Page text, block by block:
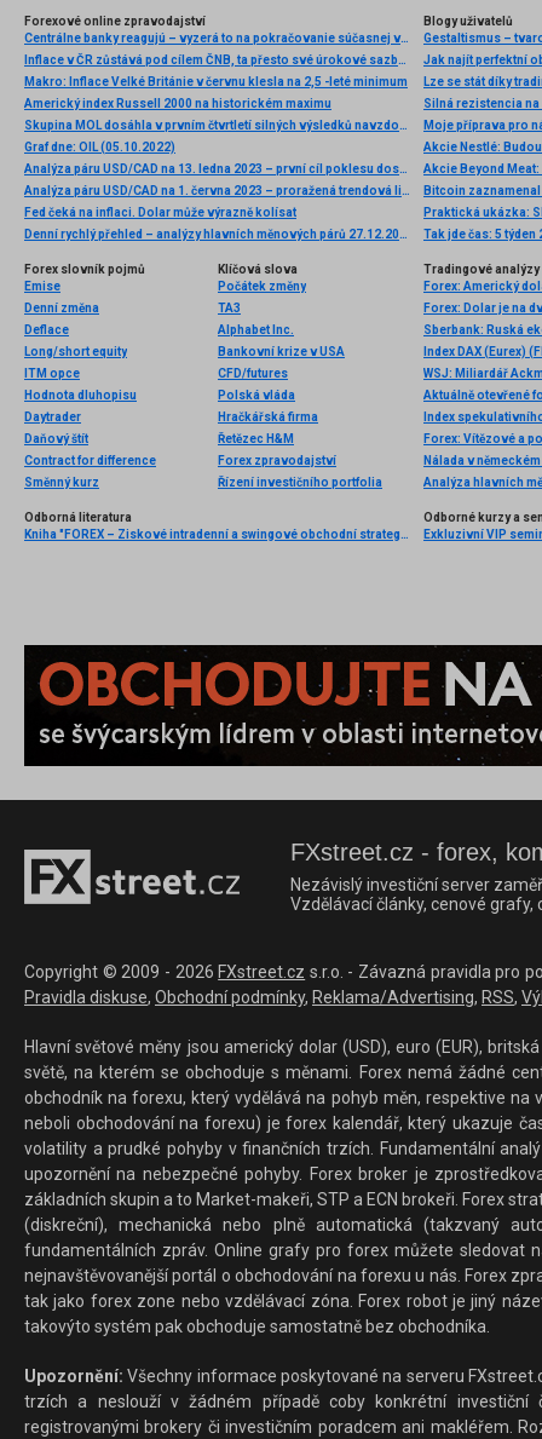
Forexové online zpravodajství
Centrálne banky reagujú – vyzerá to na pokračovanie súčasnej vlny globálneho uvoľňovania
Inflace v ČR zůstává pod cílem ČNB, ta přesto své úrokové sazby snižovat nebude. Obává se inflačních tlaků ve službách a obecněji v jádrových položkách
Makro: Inflace Velké Británie v červnu klesla na 2,5 -leté minimum
Americký index Russell 2000 na historickém maximu
Skupina MOL dosáhla v prvním čtvrtletí silných výsledků navzdory náročnému geopolitickému prostředí a krizím v dodávkách energií
Graf dne: OIL (05.10.2022)
Analýza páru USD/CAD na 13. ledna 2023 – první cíl poklesu dosažen
Analýza páru USD/CAD na 1. června 2023 – proražená trendová linie a potenciál dalšího poklesu
Fed čeká na inflaci. Dolar může výrazně kolísat
Denní rychlý přehled – analýzy hlavních měnových párů 27.12.2013
Blogy uživatelů
Gestaltismus –
Jak najít perfektní
Lze se stát díky
Moje příprava pro
Akcie Nestlé:
Akcie Beyond
Bitcoin
Praktická ukázka:
Tak jde čas: 5 týden
Forex slovník pojmů
Emise
Denní změna
Deflace
Long/short equity
ITM opce
Hodnota dluhopisu
Daytrader
Daňový štít
Contract for difference
Směnný kurz
Klíčová slova
Počátek změny
TA3
Alphabet Inc.
Bankovní krize v USA
CFD/futures
Polská vláda
Hračkářská firma
Řetězec H&M
Forex zpravodajství
Řízení investičního portfolia
Tradingové analýzy
Sberbank: Ruská
Index DAX (Eurex)
Aktuálně otevřené
Index
Forex: Vítězové a
Nálada v
Analýza hlavních
Odborná literatura
Kniha "FOREX – Ziskové intradenní a swingové obchodní strategie" od Kathy Lien vychází v češtině!
Odborné kurzy a
Exkluzivní VIP
FXstreet.cz - forex,
Nezávislý investiční server
Vzdělávací články, cenové
Copyright © 2009 - 2026 FXstreet.cz s.r.o. - Závazná pravidla pro
Pravidla diskuse, Obchodní podmínky, Reklama/Advertising, RSS,
Hlavní světové měny jsou americký dolar (USD), euro (EUR),
světě, na kterém se obchoduje s měnami. Forex nemá žádné
obchodník na forexu, který vydělává na pohyb měn, respektive
neboli obchodování na forexu) je forex kalendář, který ukazuje
volatility a prudké pohyby v finančních trzích. Fundamentální
upozornění na nebezpečné pohyby. Forex broker je
základních skupin a to Market-makeři, STP a ECN brokeři. Forex
(diskreční), mechanická nebo plně automatická (takzvaný
fundamentálních zpráv. Online grafy pro forex můžete sledovat
nejnavštěvovanější portál o obchodování na forexu u nás. Forex
tak jako forex zone nebo vzdělávací zóna. Forex robot je jiný
takovýto systém pak obchoduje samostatně bez obchodníka.
Upozornění: Všechny informace poskytované na serveru
trzích a neslouží v žádném případě coby konkrétní investiční
registrovanými brokery či investičním poradcem ani makléřem.